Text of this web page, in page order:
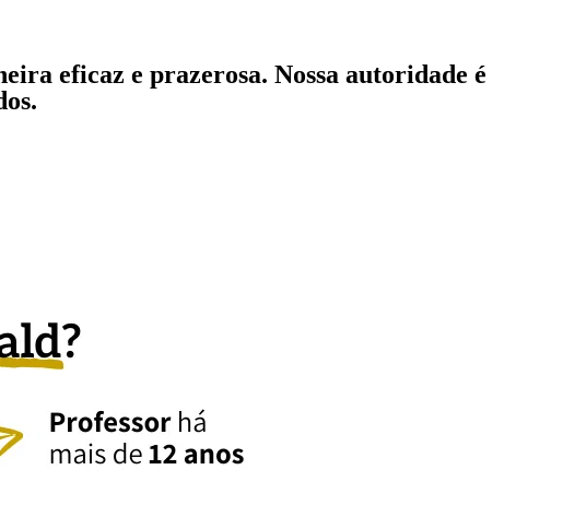
eficaz e prazerosa. Nossa autoridade é